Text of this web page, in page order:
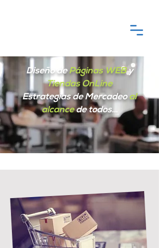
Diseño de Páginas WEBy
Tiendas OnLine
Estrategias de Mercadeo al
alcancede todos...